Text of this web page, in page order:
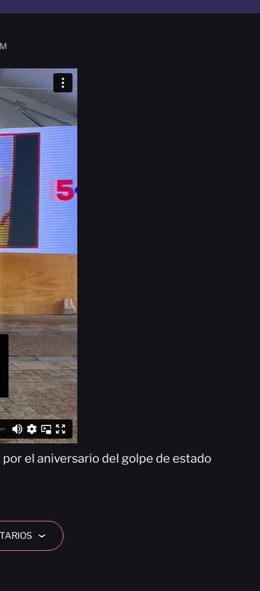
el aniversario del golpe de estado
›